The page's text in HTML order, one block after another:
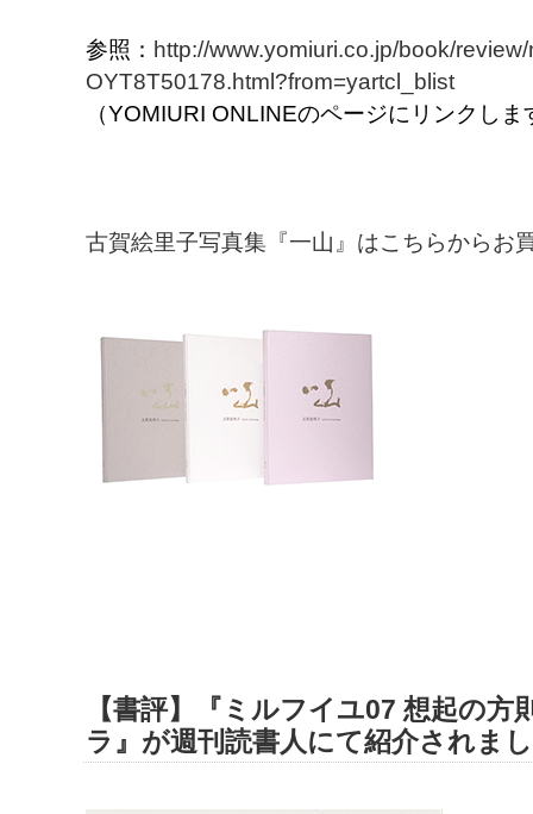
参照： http://www.yomiuri.co.jp/book/
OYT8T50178.html?from=yartcl_blist
（YOMIURI ONLINEのページにリンクしま
古賀絵里子写真集『一山』はこちらからお
【書評】『ミルフイユ07 想起の
ラ』が週刊読書人にて紹介されま